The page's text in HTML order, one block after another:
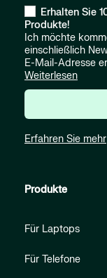
Erhalten Sie
Produkte!
Ich möchte
einschließlich
E-Mail-Adresse
Weiterlesen
Erfahren Sie mehr
Produkte
Für Laptops
Für Telefone